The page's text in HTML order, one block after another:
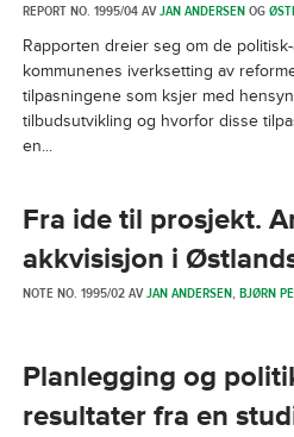
REPORT NO. 1995/04 AVJAN ANDERSENOG
Rapporten dreier seg om de
kommunenes iverksetting av
tilpasningene som ksjer med
tilbudsutvikling og hvorfor disse
en...
Fra ide til prosjekt.
akkvisisjon i
NOTE NO. 1995/02 AVJAN ANDERSEN,BJØRN
Planlegging og
resultater fra en